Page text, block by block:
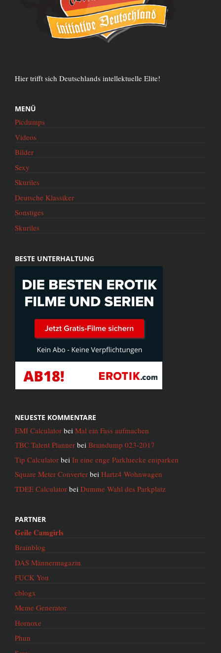
Hier trifft sich Deutschlands intellektuelle Elite!
MENÜ
Picdumps
Videos
Bilder
Sexy
Skuriles
Deutsche Klassiker
Sonstiges
Skuriles
BESTE UNTERHALTUNG
NEUESTE KOMMENTARE
EMI Calculator bei Mal ein Fass aufmachen
TBC Talent Planner bei Braindump 023-2017
Tip Calculator bei In eine enge Parkluecke eniparken
Square Meter Converter bei Hartz4 Wohnwagen
TDEE Calculator bei Dumme Wahl des Parkplatz
PARTNER
Geile Camgirls
Brainblog
DAS Männermagazin
FUCK You
eblogx
Meme Generator
Hornoxe
Phun